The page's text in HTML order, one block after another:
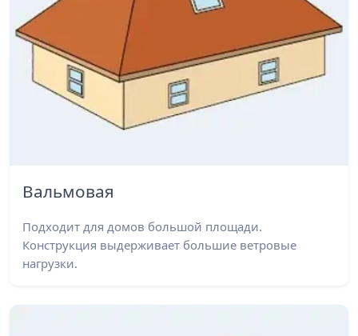
Вальмовая
Подходит для домов большой площади.
Конструкция выдерживает большие ветровые
нагрузки.